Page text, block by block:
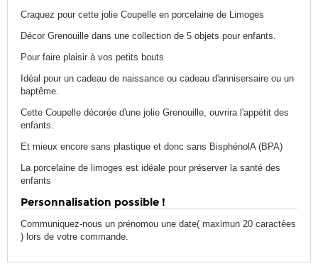
Craquez pour cette jolie Coupelle en porcelaine de Limoges
Décor Grenouille dans une collection de 5 objets pour enfants.
Pour faire plaisir à vos petits bouts
Idéal pour un cadeau de naissance ou cadeau d'annisersaire ou un
baptême.
Cette Coupelle décorée d'une jolie Grenouille, ouvrira l'appétit des
enfants.
Et mieux encore sans plastique et donc sans BisphénolA (BPA)
La porcelaine de limoges est idéale pour préserver la santé des
enfants
Personnalisation possible !
Communiquez-nous un prénomou une date( maximun 20 caractèes
) lors de votre commande.